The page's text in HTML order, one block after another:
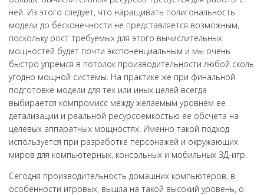
ней. Из этого следует, что наращивать полигональность
модели до бесконечности не представляется возможным,
поскольку рост требуемых для этого вычислительных
мощностей будет почти экспоненциальным и мы очень
быстро упремся в потолок производительности любой сколь
угодно мощной системы. На практике же при финальной
подготовке модели для тех или иных целей всегда
выбирается компромисс между желаемым уровнем ее
детализации и реальной ресурсоемкостью ее обсчета на
целевых аппаратных мощностях. Именно такой подход
используется при разработке персонажей и окружающих
миров для компьютерных, консольных и мобильных 3Д-игр.
Сегодня производительность домашних компьютеров, в
особенности игровых, вышла на такой высокий уровень, о